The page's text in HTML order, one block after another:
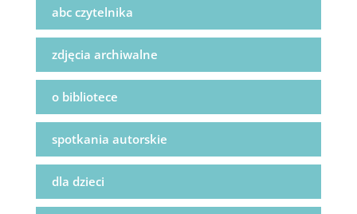
abc czytelnika
zdjęcia archiwalne
o bibliotece
spotkania autorskie
dla dzieci